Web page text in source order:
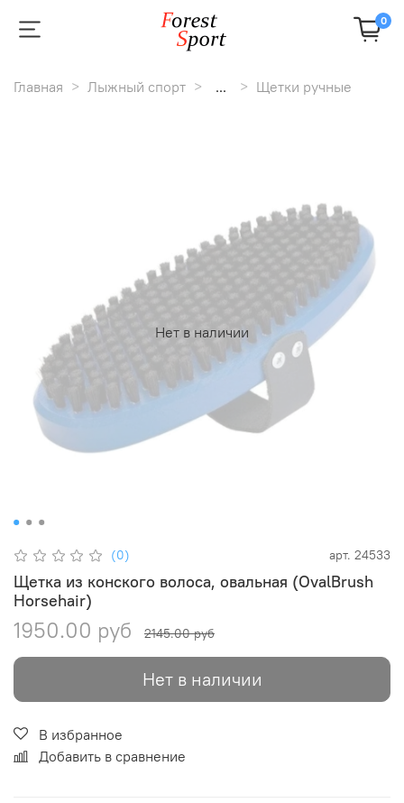
0
Главная Лыжный спорт ... Щетки ручные
Нет в наличии
(0) арт. 24533
Щетка из конского волоса, овальная (OvalBrush
Horsehair)
1950.00 руб 2145.00 руб
Нет в наличии
В избранное
Добавить в сравнение